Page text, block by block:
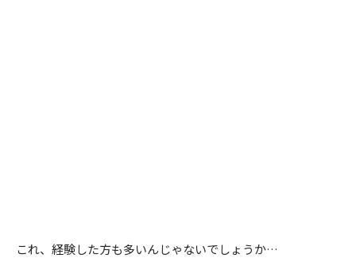
これ、経験した方も多いんじゃないでしょうか…